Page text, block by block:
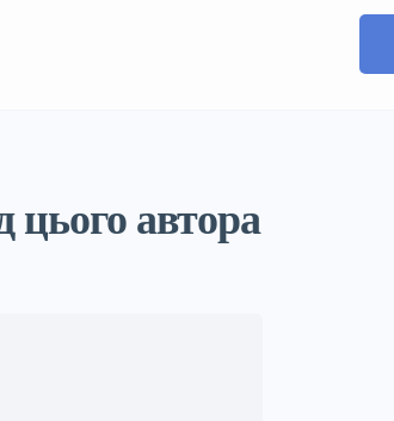
цього автора